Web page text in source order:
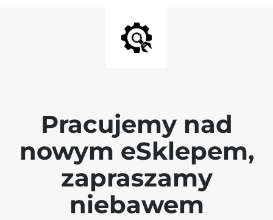
Pracujemy nad
nowym eSklepem,
zapraszamy
niebawem